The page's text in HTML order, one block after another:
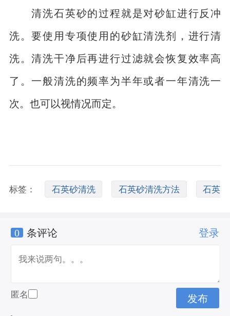
清洗石英砂的过程就是对砂缸进行反冲
洗。要使用专项使用的砂缸清洗剂，进行清
洗。清洗干净后再进行过滤就会恢复效率高
了。一般清洗的频率为半年或者一年清洗一
次。也可以视情况而定。
标签： 石英砂清洗 石英砂清洗方法 石英
砂如何清洗
0 条评论 登录
匿名